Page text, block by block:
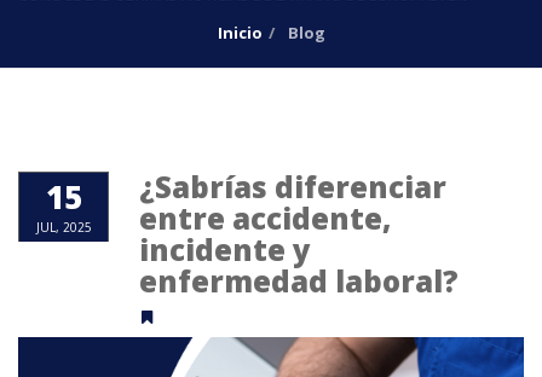
Inicio
Blog
15
JUL, 2025
¿Sabrías diferenciar
entre accidente,
incidente y
enfermedad laboral?